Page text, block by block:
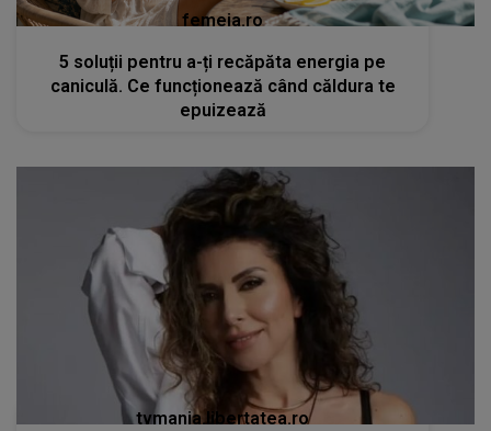
femeia.ro
5 soluții pentru a-ți recăpăta energia pe
caniculă. Ce funcționează când căldura te
epuizează
tvmania.libertatea.ro